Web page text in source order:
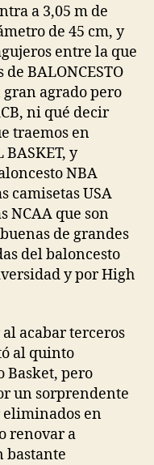
a 3,05 m de
de 45 cm, y
entre la que
BALONCESTO
agrado pero
ni qué decir
traemos en
BASKET, y
NBA
camisetas USA
NCAA que son
de grandes
del baloncesto
y por High
acabar terceros
al quinto
Basket, pero
un sorprendente
eliminados en
renovar a
bastante